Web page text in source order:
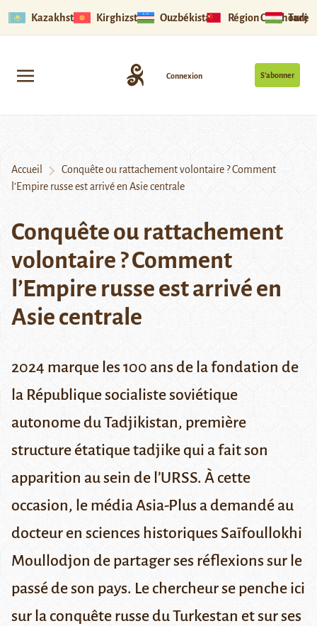
Kazakhstan Kirghizstan Ouzbékistan Région Ouïghoure
S’abonner
Connexion
Accueil
Conquête ou rattachement volontaire ? Comment
l’Empire russe est arrivé en Asie centrale
Conquête ou rattachement
volontaire ? Comment
l’Empire russe est arrivé en
Asie centrale
2024 marque les 100 ans de la fondation de
la République socialiste soviétique
autonome du Tadjikistan, première
structure étatique tadjike qui a fait son
apparition au sein de l’URSS. À cette
occasion, le média Asia-Plus a demandé au
docteur en sciences historiques Saïfoullokhi
Moullodjon de partager ses réflexions sur le
passé de son pays. Le chercheur se penche ici
sur la conquête russe du Turkestan et sur ses